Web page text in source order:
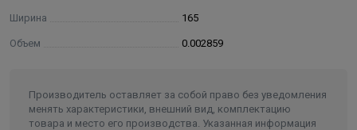
Винт М 6 (шестигр. 4мм) — 1 шт.
Крышка полированная — 1 шт.
Корпус скиммера — 1 шт.
Болт М 6 — 6 шт.
Ширина 165
Объем 0.002859
Производитель оставляет за собой право без уведомления
менять характеристики, внешний вид, комплектацию
товара и место его производства. Указанная информация